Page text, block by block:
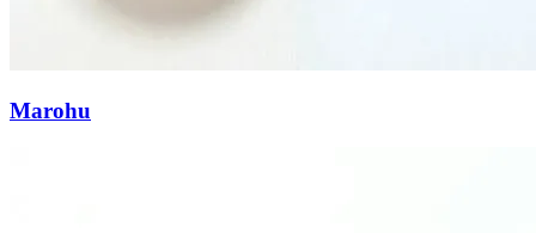
Marohu